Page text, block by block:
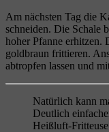
Am nächsten Tag die
schneiden. Die Schale
hoher Pfanne erhitzen.
goldbraun frittieren.
abtropfen lassen und
Natürlich kann
Deutlich
Heißluft-